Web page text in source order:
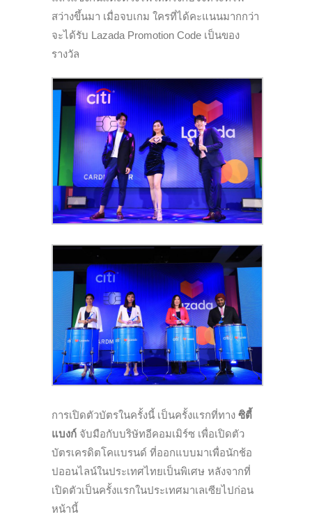
สว่างขึ้นมา เมื่อจบเกม ใครที่ได้คะแนนมากกว่า
จะได้รับ Lazada Promotion Code เป็นของ
รางวัล
การเปิดตัวบัตรในครั้งนี้ เป็นครั้งแรกที่ทาง ซิตี้
แบงก์ จับมือกับบริษัทอีคอมเมิร์ซ เพื่อเปิดตัว
บัตรเครดิตโคแบรนด์ ที่ออกแบบมาเพื่อนักช้อ
ปออนไลน์ในประเทศไทยเป็นพิเศษ หลังจากที่
เปิดตัวเป็นครั้งแรกในประเทศมาเลเซียไปก่อน
หน้านี้